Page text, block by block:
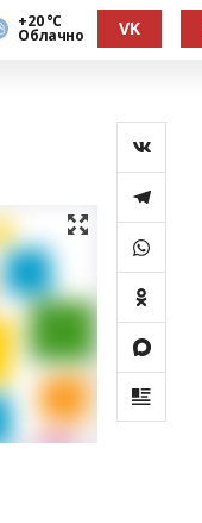
+20 °С
Облачно VK